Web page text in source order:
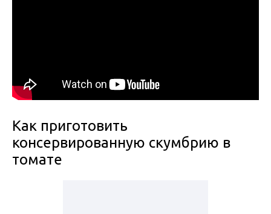
Как приготовить
консервированную скумбрию в
томате